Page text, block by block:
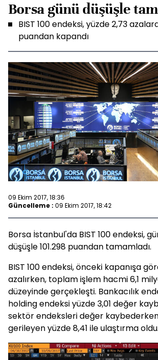
Borsa günü düşüşle
BIST 100 endeksi, yüzde 2,73
puandan kapandı
09 Ekim 2017, 18:36
Güncelleme : 09 Ekim 2017, 18:42
Borsa İstanbul'da BIST 100 endeksi,
düşüşle 101.298 puandan tamamladı.
BIST 100 endeksi, önceki kapanışa
azalırken, toplam işlem hacmi 6,1
düzeyinde gerçekleşti. Bankacılık
holding endeksi yüzde 3,01 değer
sektör endeksleri değer
gerileyen yüzde 8,41 ile ulaştırma oldu.